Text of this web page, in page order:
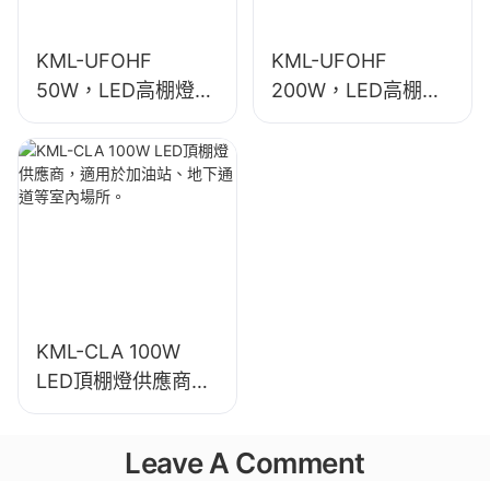
KML-UFOHF
50W，LED高棚燈供
應商，適用於工業廠
房、倉庫和其他室內
照明應用。
KML-UFOHF
200W，LED高棚燈
供應商，適用於展覽
KML-CLA 100W
LED頂棚燈供應商，
適用於加油站、地下
Leave A Comment